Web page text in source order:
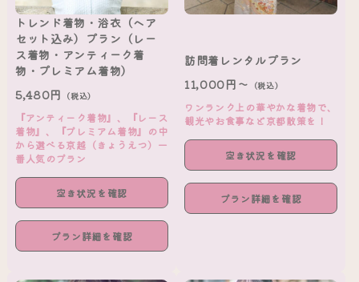
トレンド着物・浴衣（ヘア
セット込み）プラン（レー
ス着物・アンティーク着
物・プレミアム着物）
5,480円 （税込）
『アンティーク着物』、『レース
着物』、『プレミアム着物』の中
から選べる京越（きょうえつ）一
番人気のプラン
空き状況を確認
プラン詳細を確認
訪問着レンタルプラン
11,000円～ （税込）
ワンランク上の華やかな着物で、
観光やお食事など京都散策を！
空き状況を確認
プラン詳細を確認